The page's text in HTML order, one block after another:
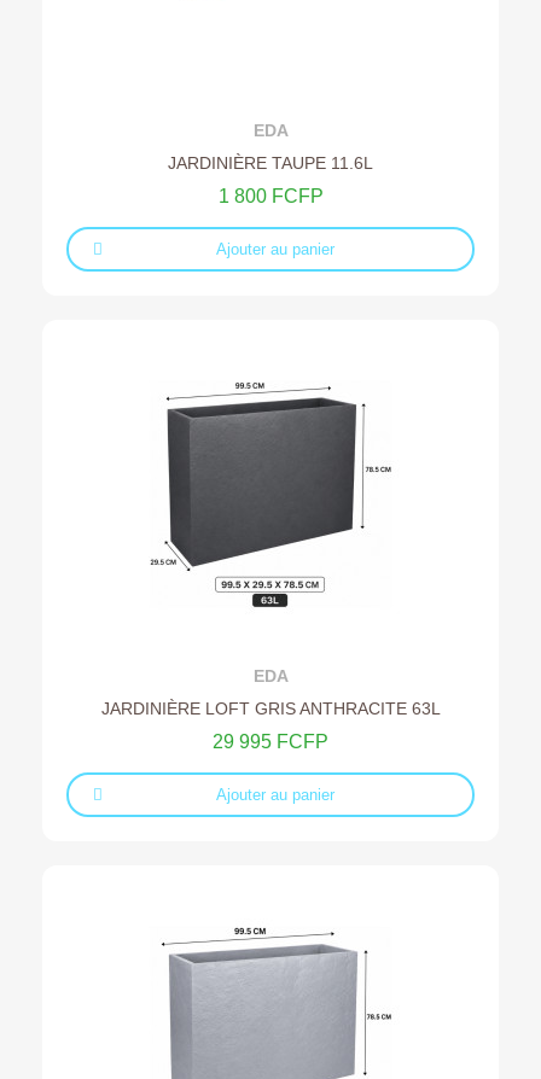
Ajouter au devis
EDA
JARDINIÈRE TAUPE 11.6L
1 800 FCFP
Ajouter au panier
Ajouter au devis
EDA
JARDINIÈRE LOFT GRIS ANTHRACITE 63L
29 995 FCFP
Ajouter au panier